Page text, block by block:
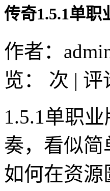
传奇1.5.1单职
作者：
览：
次 | 评
1.5.1单职
奏，看似
如何在资